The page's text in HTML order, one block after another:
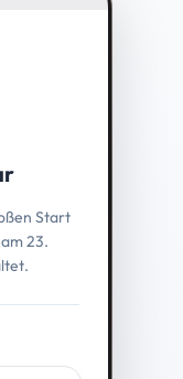
Start
23.